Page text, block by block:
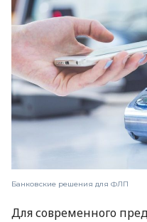
Банковские решения для ФЛП
Для современного